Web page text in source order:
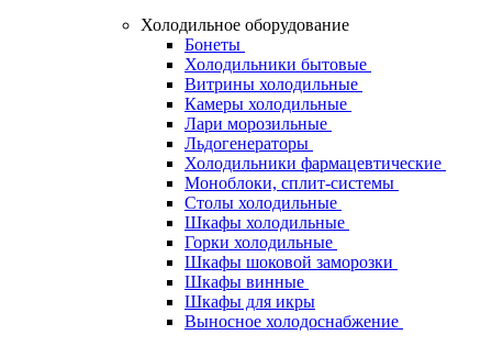
Холодильное оборудование
Бонеты
Холодильники бытовые
Витрины холодильные
Камеры холодильные
Лари морозильные
Льдогенераторы
Холодильники фармацевтические
Моноблоки, сплит-системы
Столы холодильные
Шкафы холодильные
Горки холодильные
Шкафы шоковой заморозки
Шкафы винные
Шкафы для икры
Выносное холодоснабжение